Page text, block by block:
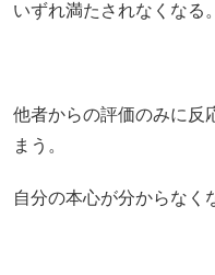
いずれ満たされなくなる。
他者からの評価のみに反
まう。
自分の本心が分からなく